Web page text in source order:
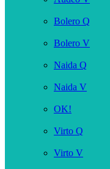
Bolero Q
Bolero V
Naida Q
Naida V
OK!
Virto Q
Virto V